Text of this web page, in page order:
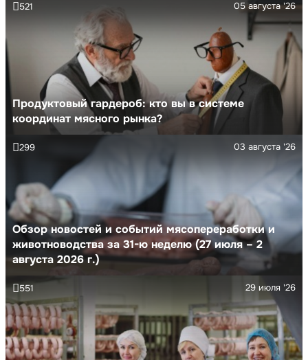
Продуктовый гардероб: кто вы в системе
координат мясного рынка?
05 августа '26
521
Обзор новостей и событий мясопереработки и
животноводства за 31-ю неделю (27 июля – 2
августа 2026 г.)
03 августа '26
299
29 июля '26
551